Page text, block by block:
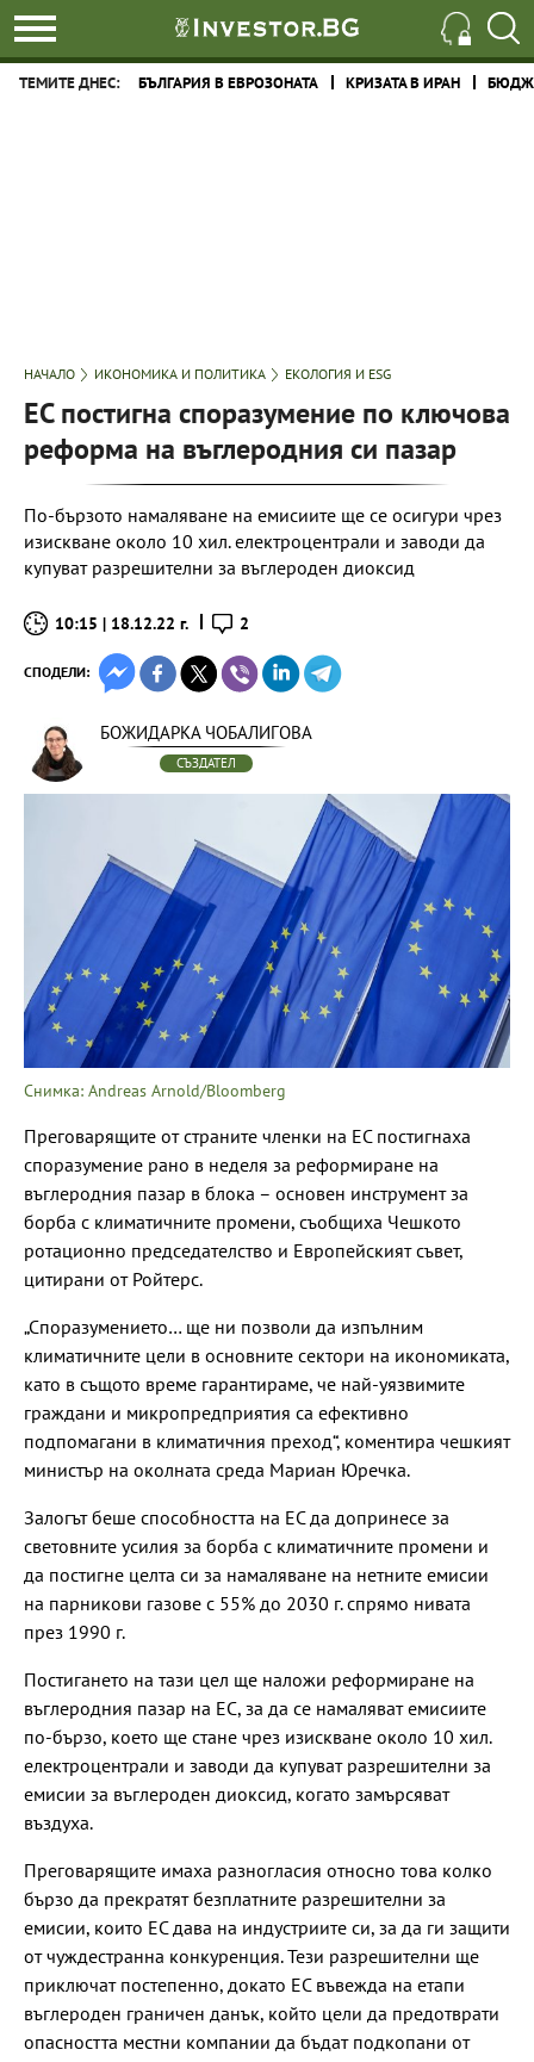
ТЕМИТЕ ДНЕС: БЪЛГАРИЯ В ЕВРОЗОНАТА КРИЗАТА В ИРАН
НАЧАЛО ИКОНОМИКА И ПОЛИТИКА ЕКОЛОГИЯ И ESG
ЕС постигна споразумение по ключова
реформа на въглеродния си пазар
По-бързото намаляване на емисиите ще се осигури чрез
изискване около 10 хил. електроцентрали и заводи да
купуват разрешителни за въглероден диоксид
10:15 | 18.12.22 г. 2
СПОДЕЛИ:
БОЖИДАРКА ЧОБАЛИГОВА
СЪЗДАТЕЛ
Снимка: Andreas Arnold/Bloomberg
Преговарящите от страните членки на ЕС постигнаха
споразумение рано в неделя за реформиране на
въглеродния пазар в блока – основен инструмент за
борба с климатичните промени, съобщиха Чешкото
ротационно председателство и Европейският съвет,
цитирани от Ройтерс.
„Споразумението… ще ни позволи да изпълним
климатичните цели в основните сектори на икономиката,
като в същото време гарантираме, че най-уязвимите
граждани и микропредприятия са ефективно
подпомагани в климатичния преход“, коментира чешкият
министър на околната среда Мариан Юречка.
Залогът беше способността на ЕС да допринесе за
световните усилия за борба с климатичните промени и
да постигне целта си за намаляване на нетните емисии
на парникови газове с 55% до 2030 г. спрямо нивата
през 1990 г.
Постигането на тази цел ще наложи реформиране на
въглеродния пазар на ЕС, за да се намаляват емисиите
по-бързо, което ще стане чрез изискване около 10 хил.
електроцентрали и заводи да купуват разрешителни за
емисии за въглероден диоксид, когато замърсяват
въздуха.
Преговарящите имаха разногласия относно това колко
бързо да прекратят безплатните разрешителни за
емисии, които ЕС дава на индустриите си, за да ги защити
от чуждестранна конкуренция. Тези разрешителни ще
приключат постепенно, докато ЕС въвежда на етапи
въглероден граничен данък, който цели да предотврати
опасността местни компании да бъдат подкопани от